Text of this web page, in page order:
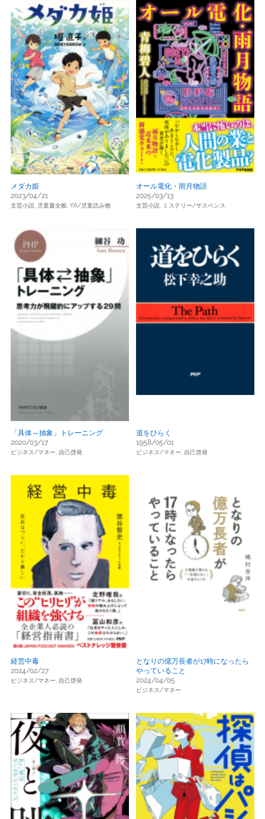
メダカ姫
2023/04/21
文芸小説, 児童書全般, YA/児童読み物
オール電化・雨月物語
2025/03/13
文芸小説, ミステリー/サスペンス
「具体⇔抽象」トレーニング
2020/03/17
ビジネス/マネー, 自己啓発
道をひらく
1958/05/01
ビジネス/マネー, 自己啓発
経営中毒
2024/02/27
ビジネス/マネー, 自己啓発
となりの億万長者が17時になったら
やっていること
2024/04/05
ビジネス/マネー